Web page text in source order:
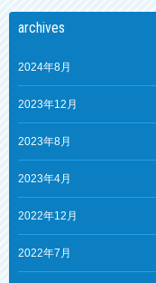
archives
2024年8月
2023年12月
2023年8月
2023年4月
2022年12月
2022年7月